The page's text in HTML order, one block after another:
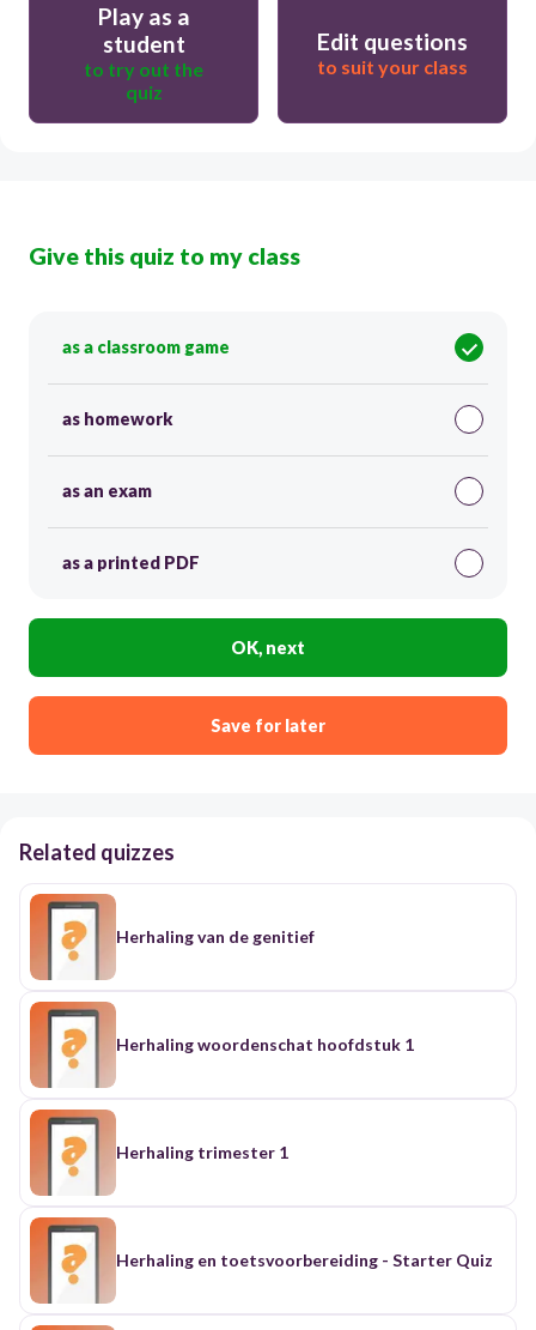
Play as a
student
to try out the
quiz
Edit questions
to suit your class
Give this quiz to my class
as a classroom game
as homework
as an exam
as a printed PDF
OK, next
Save for later
Related quizzes
Herhaling van de genitief
Herhaling woordenschat hoofdstuk 1
Herhaling trimester 1
Herhaling en toetsvoorbereiding - Starter Quiz